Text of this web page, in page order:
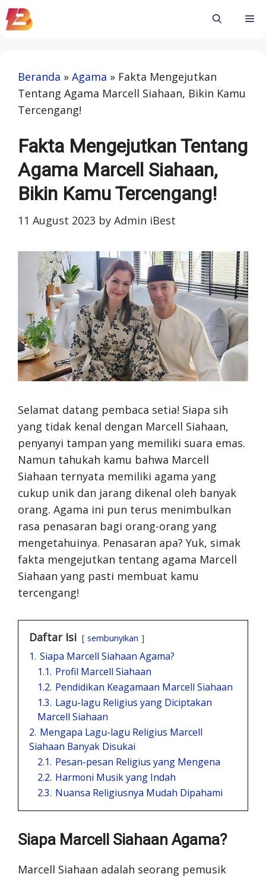
Skip
to
Beranda » Agama » Fakta Mengejutkan
Tentang Agama Marcell Siahaan, Bikin Kamu
Tercengang!
Fakta Mengejutkan Tentang
Agama Marcell Siahaan,
Bikin Kamu Tercengang!
11 August 2023 by Admin iBest
Selamat datang pembaca setia! Siapa sih
yang tidak kenal dengan Marcell Siahaan,
penyanyi tampan yang memiliki suara emas.
Namun tahukah kamu bahwa Marcell
Siahaan ternyata memiliki agama yang
cukup unik dan jarang dikenal oleh banyak
orang. Agama ini pun terus menimbulkan
rasa penasaran bagi orang-orang yang
mengetahuinya. Penasaran apa? Yuk, simak
fakta mengejutkan tentang agama Marcell
Siahaan yang pasti membuat kamu
tercengang!
Daftar Isi sembunyikan
1. Siapa Marcell Siahaan Agama?
1.1. Profil Marcell Siahaan
1.2. Pendidikan Keagamaan Marcell Siahaan
1.3. Lagu-lagu Religius yang Diciptakan
Marcell Siahaan
2. Mengapa Lagu-lagu Religius Marcell
Siahaan Banyak Disukai
2.1. Pesan-pesan Religius yang Mengena
2.2. Harmoni Musik yang Indah
2.3. Nuansa Religiusnya Mudah Dipahami
Siapa Marcell Siahaan Agama?
Marcell Siahaan adalah seorang pemusik